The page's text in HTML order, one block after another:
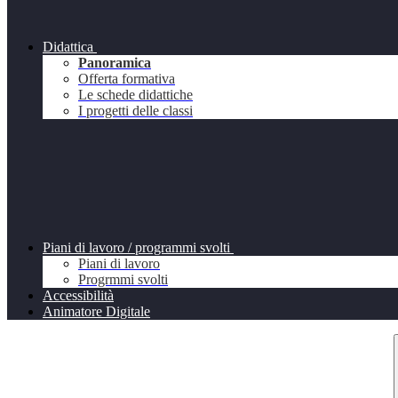
Didattica
Panoramica
Offerta formativa
Le schede didattiche
I progetti delle classi
Piani di lavoro / programmi svolti
Piani di lavoro
Progrmmi svolti
Accessibilità
Animatore Digitale